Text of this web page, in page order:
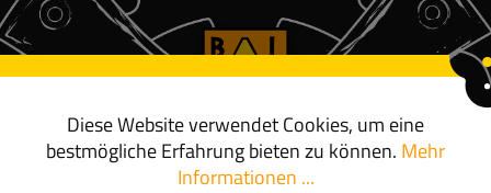
angebote
Diese Website verwendet Cookies, um eine
bestmögliche Erfahrung bieten zu können. Mehr
Informationen ...